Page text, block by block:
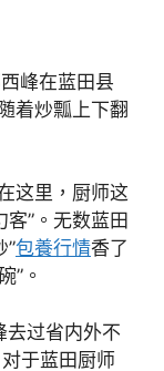
峰在蓝田县
着炒瓢上下翻
这里，厨师这
”。无数蓝田
”包養行情香了
”。
去过省内外不
于蓝田厨师